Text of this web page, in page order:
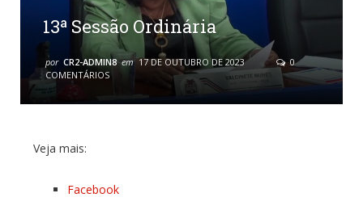
13ª Sessão Ordinária
por CR2-ADMIN8 em 17 DE OUTUBRO DE 2023
0
COMENTÁRIOS
Veja mais:
Facebook